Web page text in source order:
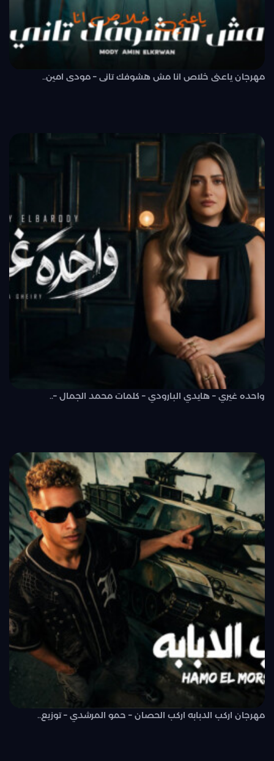
مهرجان ياعنى خلاص انا مش هشوفك تانى – مودى امين..
واحده غيري – هايدي البارودي – كلمات محمد الجمال –..
مهرجان اركب الدبابه اركب الحصان – حمو المرشدي – توزيع..